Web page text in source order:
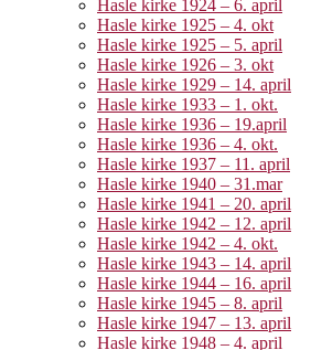
Hasle kirke 1924 – 6. april
Hasle kirke 1925 – 4. okt
Hasle kirke 1925 – 5. april
Hasle kirke 1926 – 3. okt
Hasle kirke 1929 – 14. april
Hasle kirke 1933 – 1. okt.
Hasle kirke 1936 – 19.april
Hasle kirke 1936 – 4. okt.
Hasle kirke 1937 – 11. april
Hasle kirke 1940 – 31.mar
Hasle kirke 1941 – 20. april
Hasle kirke 1942 – 12. april
Hasle kirke 1942 – 4. okt.
Hasle kirke 1943 – 14. april
Hasle kirke 1944 – 16. april
Hasle kirke 1945 – 8. april
Hasle kirke 1947 – 13. april
Hasle kirke 1948 – 4. april